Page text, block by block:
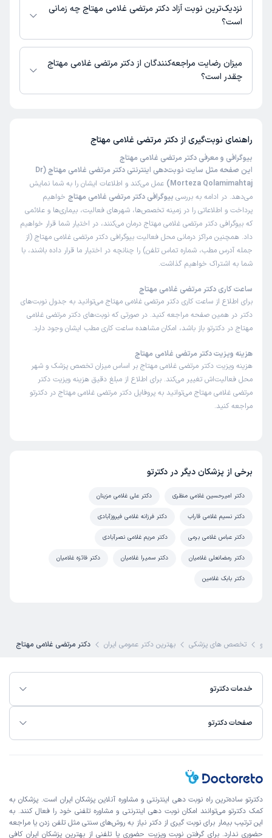
در دسترس نیست. برای دریافت اطلاعات دقیق‌تر، لطفاً با مطب تماس بگیرید.
نزدیک‌ترین نوبت آزاد دکتر مرتضی غلامی مهتاج چه زمانی
است؟
زمان نوبت‌دهی و پذیرش بیماران با هماهنگی مطب مشخص می‌شود.
میزان رضایت مراجعه‌کنندگان از دکتر مرتضی غلامی مهتاج
چقدر است؟
راهنمای نوبت‌گیری از دکتر مرتضی غلامی مهتاج
بیوگرافی و معرفی دکتر مرتضی غلامی مهتاج
این صفحه مثل سایت نوبت‌دهی اینترنتی دکتر مرتضی غلامی مهتاج (Dr
Morteza Qolamimahtaj)
عمل می‌کند و اطلاعات ایشان را به شما نمایش
می‌دهد. در ادامه به بررسی بیوگرافی دکتر مرتضی غلامی مهتاج خواهیم
پرداخت و اطلاعاتی را در زمینه تخصص‌ها، شهرهای فعالیت، بیماری‌ها و علائمی
که بیوگرافی دکتر مرتضی غلامی مهتاج درمان می‌کنند، در اختیار شما قرار خواهیم
داد. همچنین مراکز درمانی محل فعالیت بیوگرافی دکتر مرتضی غلامی مهتاج (از
جمله آدرس مطب، شماره تماس تلفن) را چنانچه در اختیار ما قرار داده باشند، با
شما به اشتراک خواهیم گذاشت.
ساعت کاری دکتر مرتضی غلامی مهتاج
برای اطلاع از ساعت کاری دکتر مرتضی غلامی مهتاج می‌توانید به جدول نوبت‌های
دکتر در همین صفحه مراجعه کنید. در صورتی که نوبت‌های دکتر مرتضی غلامی
مهتاج در دکترتو باز باشد، امکان مشاهده ساعت کاری مطب ایشان وجود دارد.
هزینه ویزیت دکتر مرتضی غلامی مهتاج
هزینه ویزیت دکتر مرتضی غلامی مهتاج بر اساس میزان تخصص پزشک و شهر
محل فعالیت‌اش تغییر می‌کند. برای اطلاع از مبلغ دقیق هزینه ویزیت دکتر
مرتضی غلامی مهتاج می‌توانید به پروفایل دکتر مرتضی غلامی مهتاج در دکترتو
مراجعه کنید.
برخی از پزشکان دیگر در دکترتو
دکتر امیرحسین غلامی منظری دکتر علی غلامی مزینان
دکتر نسیم غلامی قاراب دکتر فرزانه غلامی فیروزآبادی
دکتر عباس غلامی برمی دکتر مریم غلامی نصرآبادی
دکتر رمضانعلی غلامیان دکتر سمیرا غلامیان دکتر فائزه غلامیان
دکتر بابک غلامین
تخصص های پزشکی بهترین دکتر عمومی ایران دکتر مرتضی غلامی مهتاج
خدمات دکترتو
صفحات دکترتو
دکترتو ساده‌ترین راه نوبت‌ دهی اینترنتی و مشاوره آنلاین پزشکان ایران است. پزشکان به
کمک دکترتو می‌توانند امکان نوبت دهی اینترنتی و مشاوره تلفنی خود را فعال کنند. به
این ترتیب بیمار برای نوبت گیری از دکتر نیاز به روش‌های سنتی مثل تلفن زدن یا مراجعه
حضوری ندارد. برای گرفتن نوبت ویزیت حضوری یا تلفنی از بهترین پزشکان ایران کافی